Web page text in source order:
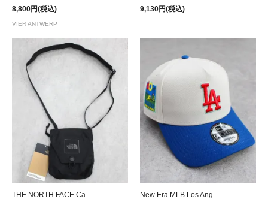
8,800円(税込)
VIER ANTWERP
9,130円(税込)